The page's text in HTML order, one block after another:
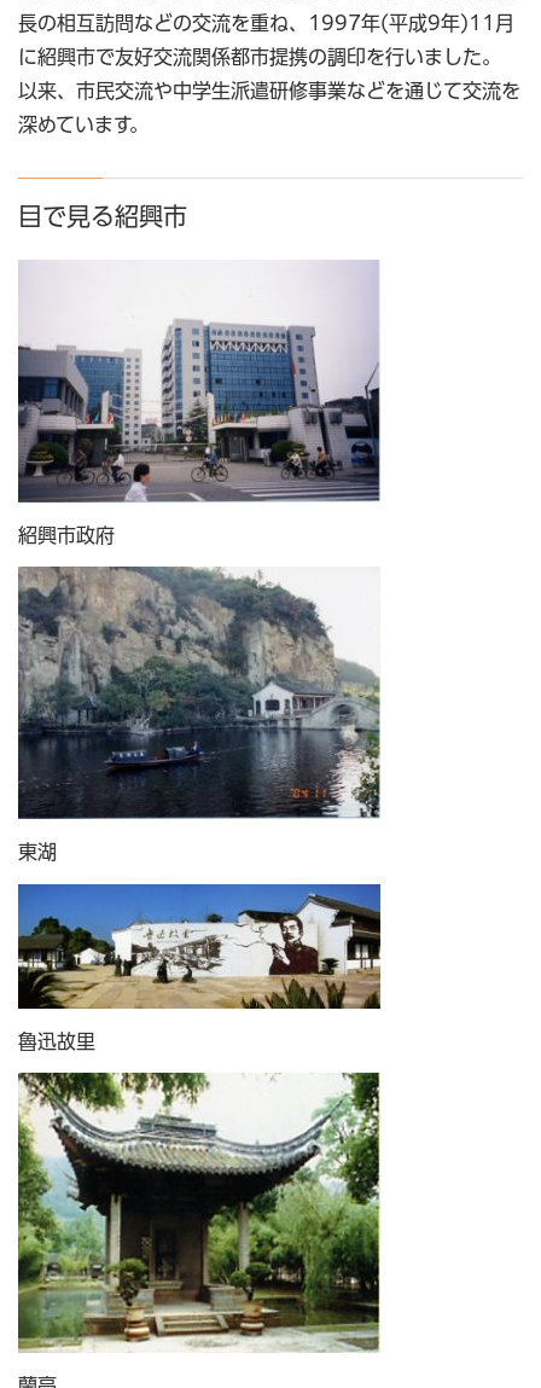
長の相互訪問などの交流を重ね、1997年(平成9年)11月
に紹興市で友好交流関係都市提携の調印を行いました。
以来、市民交流や中学生派遣研修事業などを通じて交流を
深めています。
目で見る紹興市
紹興市政府
東湖
魯迅故里